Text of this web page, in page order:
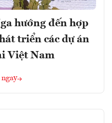
hướng đến hợp
triển các dự án
Việt Nam